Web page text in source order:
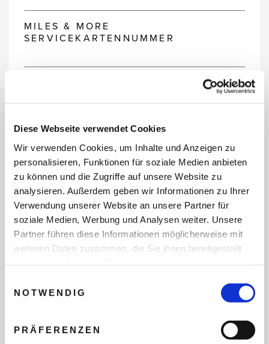
Diese Webseite verwendet Cookies
Wir verwenden Cookies, um Inhalte und Anzeigen zu
personalisieren, Funktionen für soziale Medien anbieten
zu können und die Zugriffe auf unsere Website zu
analysieren. Außerdem geben wir Informationen zu Ihrer
Verwendung unserer Website an unsere Partner für
soziale Medien, Werbung und Analysen weiter. Unsere
Partner führen diese Informationen möglicherweise mit
weiteren Daten zusammen, die Sie ihnen bereitgestellt
NOTWENDIG
PRÄFERENZEN
MILES & MORE
SERVICEKARTENNUMMER
REISEZEITRAUM
ANZAHL ERWACHSENE